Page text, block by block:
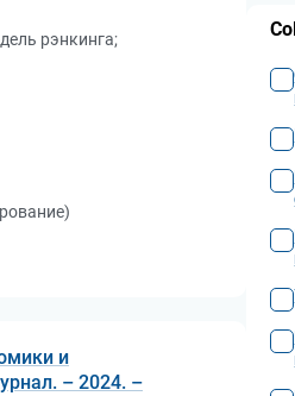
рэнкинга;
и
– 2024. –